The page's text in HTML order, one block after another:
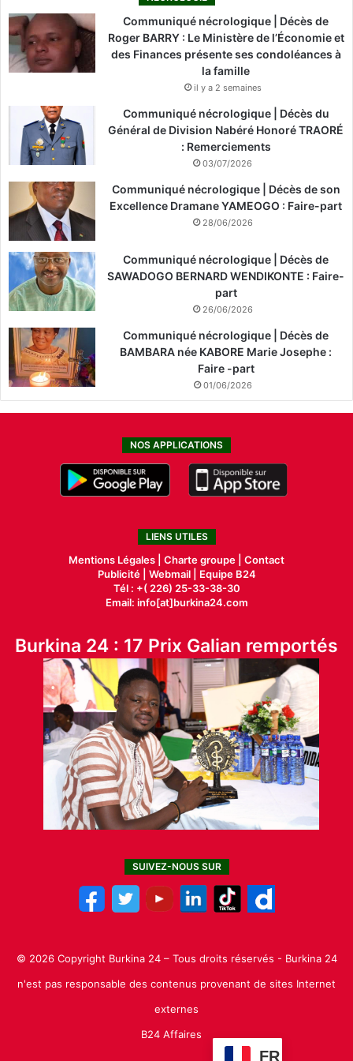
Communiqué nécrologique | Décès de
Roger BARRY : Le Ministère de l’Économie et
des Finances présente ses condoléances à
la famille
il y a 2 semaines
Communiqué nécrologique | Décès du
Général de Division Nabéré Honoré TRAORÉ
: Remerciements
03/07/2026
Communiqué nécrologique | Décès de son
Excellence Dramane YAMEOGO : Faire-part
28/06/2026
Communiqué nécrologique | Décès de
SAWADOGO BERNARD WENDIKONTE : Faire-
part
26/06/2026
Communiqué nécrologique | Décès de
BAMBARA née KABORE Marie Josephe :
Faire -part
01/06/2026
NOS APPLICATIONS
LIENS UTILES
Mentions Légales | Charte groupe | Contact
Publicité| Webmail |
Equipe B24
Tél : +( 226) 25-33-38-30
Email: info[at]burkina24.com
Burkina 24 : 17 Prix Galian remportés
SUIVEZ-NOUS SUR
© 2026 Copyright Burkina 24 – Tous droits réservés - Burkina 24
n'est pas responsable des contenus provenant de sites Internet
externes
B24 Affaires
FR